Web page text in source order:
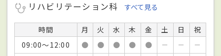
リハビリテーション科
すべて見る
時間 月 火 水 木 金 土 日
祝
09:00～12:00
● ● ● ● ● － －
－